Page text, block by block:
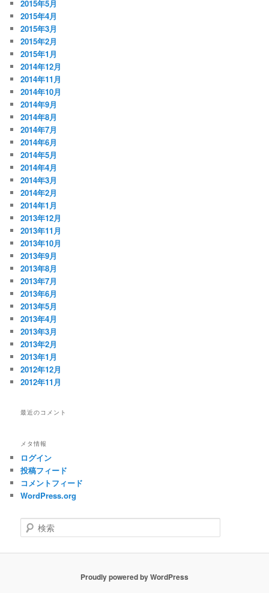
2015年5月
2015年4月
2015年3月
2015年2月
2015年1月
2014年12月
2014年11月
2014年10月
2014年9月
2014年8月
2014年7月
2014年6月
2014年5月
2014年4月
2014年3月
2014年2月
2014年1月
2013年12月
2013年11月
2013年10月
2013年9月
2013年8月
2013年7月
2013年6月
2013年5月
2013年4月
2013年3月
2013年2月
2013年1月
2012年12月
2012年11月
最近のコメント
メタ情報
ログイン
投稿フィード
コメントフィード
WordPress.org
検
索
Proudly powered by WordPress